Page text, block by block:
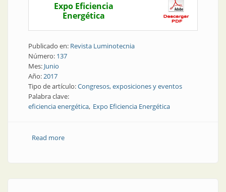
Expo Eficiencia
Energética
Publicado en: Revista Luminotecnia
Número: 137
Mes: Junio
Año:2017
Tipo de artículo:Congresos, exposiciones y eventos
Palabra clave:
eficiencia energética Expo Eficiencia Energética
Read moreabout Congresos y exposiciones | Una exposición